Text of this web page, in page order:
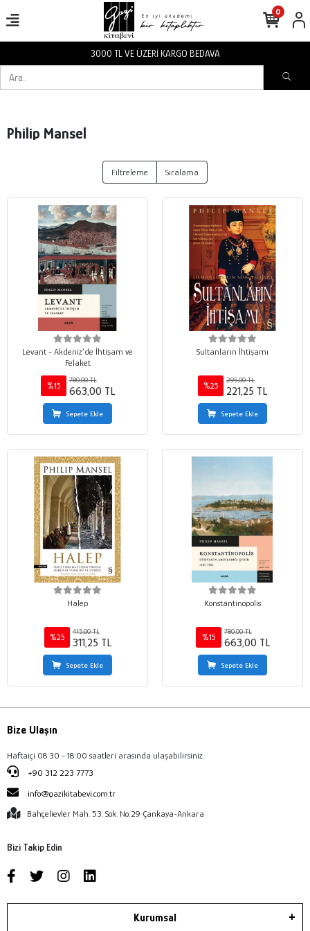
3000 TL VE ÜZERİ KARGO BEDAVA
0
Philip Mansel
Filtreleme Sıralama
Levant - Akdeniz’de İhtişam ve
Felaket
%15
780,00 TL
663,00 TL
Sepete Ekle
Sultanların İhtişamı
%25
295,00 TL
221,25 TL
Sepete Ekle
Halep
%25
415,00 TL
311,25 TL
Sepete Ekle
Konstantinopolis
%15
780,00 TL
663,00 TL
Sepete Ekle
Bize Ulaşın
Haftaiçi 08:30 - 18:00 saatleri arasında ulaşabilirsiniz.
+90 312 223 7773
info@gazikitabevi.com.tr
Bahçelievler Mah. 53. Sok. No:29 Çankaya-Ankara
Bizi Takip Edin
Kurumsal